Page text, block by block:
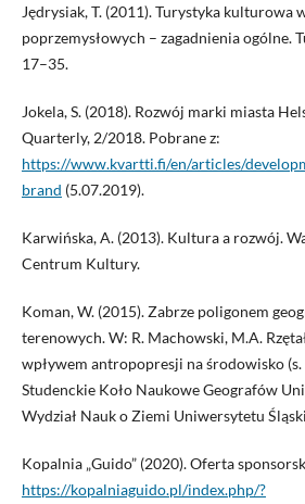
Jędrysiak, T. (2011). Turystyka kulturowa
poprzemysłowych – zagadnienia ogólne.
17–35.
Jokela, S. (2018). Rozwój marki miasta
Quarterly, 2/2018. Pobrane z:
https://www.kvartti.fi/en/articles/
brand (5.07.2019).
Karwińska, A. (2013). Kultura a rozwój.
Centrum Kultury.
Koman, W. (2015). Zabrze poligonem
terenowych. W: R. Machowski, M.A.
wpływem antropopresji na środowisko
Studenckie Koło Naukowe Geografów
Wydział Nauk o Ziemi Uniwersytetu
Kopalnia „Guido” (2020). Oferta
https://kopalniaguido.pl/index.php/?